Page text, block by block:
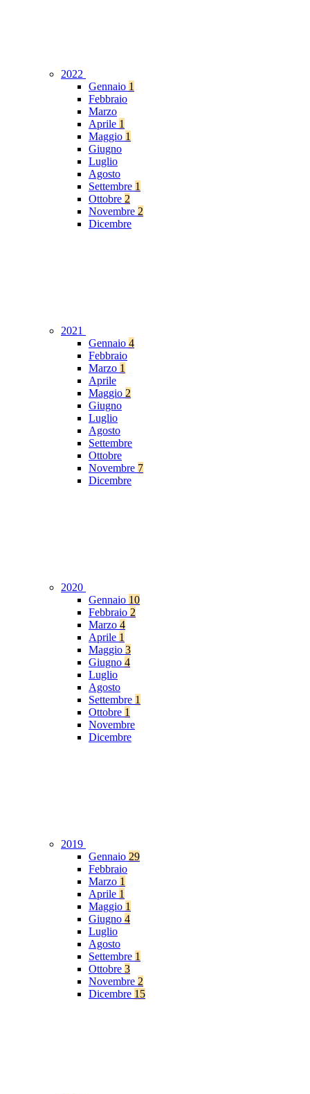
2022
Gennaio 1
Febbraio
Marzo
Aprile 1
Maggio 1
Giugno
Luglio
Agosto
Settembre 1
Ottobre 2
Novembre 2
Dicembre
2021
Gennaio 4
Febbraio
Marzo 1
Aprile
Maggio 2
Giugno
Luglio
Agosto
Settembre
Ottobre
Novembre 7
Dicembre
2020
Gennaio 10
Febbraio 2
Marzo 4
Aprile 1
Maggio 3
Giugno 4
Luglio
Agosto
Settembre 1
Ottobre 1
Novembre
Dicembre
2019
Gennaio 29
Febbraio
Marzo 1
Aprile 1
Maggio 1
Giugno 4
Luglio
Agosto
Settembre 1
Ottobre 3
Novembre 2
Dicembre 15